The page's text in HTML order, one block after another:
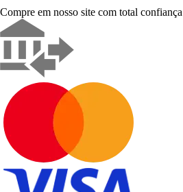
Compre em nosso site com total confiança